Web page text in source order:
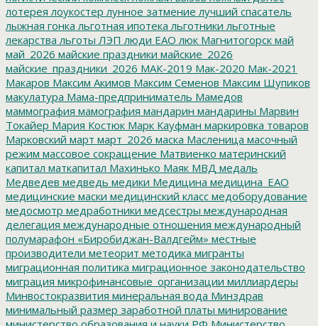
лотерея лоукостер лунное затмение лучший спасатель
лыжная гонка льготная ипотека льготники льготные
лекарства льготы ЛЭП люди ЕАО люк Магнитогорск май
май_2026 майские праздники майские_2026
майские_праздники_2026 МАК-2019 Мак-2020 Мак-2021
Макаров Максим Акимов Максим Семенов Максим Шупиков
макулатура Мама-предприниматель Мамедов
маммография мамография мандарин мандарины Марвин
Токайер Мария Костюк Марк Кауфман маркировка товаров
Марковский март март_2026 маска Масленица масочный
режим массовое сокращение Матвиенко материнский
капитал маткапитал Махинько Маяк МВД медаль
Медведев медведь медики Медицина медицина_ЕАО
медицинские маски медицинский класс медоборудование
медосмотр медработники медсестры международная
делегация международные отношения международный
полумарафон «Биробиджан-Валдгейм» местные
производители метеорит методика мигранты
миграционная политика миграционное законодательство
миграция микрофинансовые_организации миллиардеры
Минвостокразвития минеральная вода Минздрав
минимальный размер заработной платы минирование